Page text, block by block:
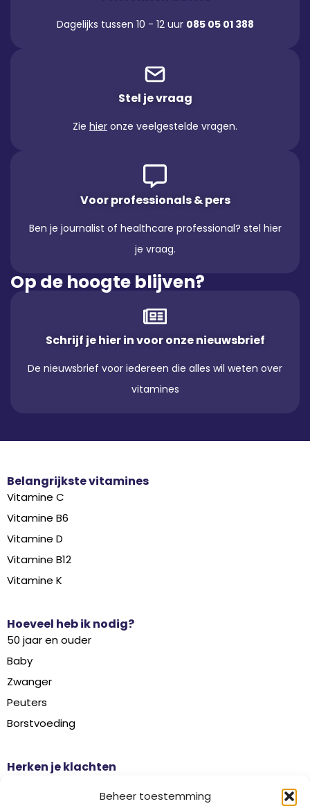
Beheer toestemming
Dagelijks tussen 10 - 12 uur 085 05 01 388
Stel je vraag
Zie hier onze veelgestelde vragen.
Voor professionals & pers
Ben je journalist of healthcare professional? stel hier
je vraag.
Op de hoogte blijven?
Schrijf je hier in voor onze nieuwsbrief
De nieuwsbrief voor iedereen die alles wil weten over
vitamines
Belangrijkste vitamines
Vitamine C
Vitamine B6
Vitamine D
Vitamine B12
Vitamine K
Hoeveel heb ik nodig?
50 jaar en ouder
Baby
Zwanger
Peuters
Borstvoeding
Herken je klachten